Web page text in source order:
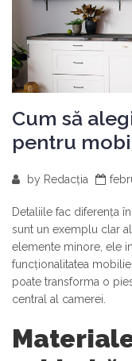
Cum să
pentru
by Redacția
Detaliile fac diferența
sunt un exemplu clar
elemente minore, ele
funcționalitatea
poate transforma o
central al camerei.